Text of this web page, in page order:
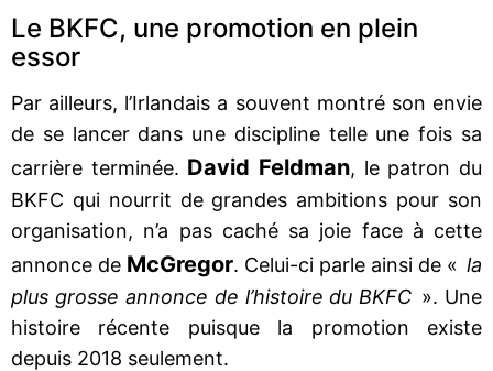
Le BKFC, une promotion en plein
essor
Par ailleurs, l’Irlandais a souvent montré son envie
de se lancer dans une discipline telle une fois sa
carrière terminée. David Feldman, le patron du
BKFC qui nourrit de grandes ambitions pour son
organisation, n’a pas caché sa joie face à cette
annonce de McGregor. Celui-ci parle ainsi de « la
plus grosse annonce de l’histoire du BKFC ». Une
histoire récente puisque la promotion existe
depuis 2018 seulement.